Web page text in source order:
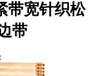
带宽针织松
带